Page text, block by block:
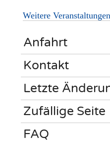
Weitere
Anfahrt
Kontakt
Letzte
Zufällige Seite
FAQ